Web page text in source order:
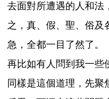
去面對所遭遇的人和法
之，真、假、聖、俗及
急，全都一目了然了。
再比如有人問到我一些
同樣是這個道理，先聚